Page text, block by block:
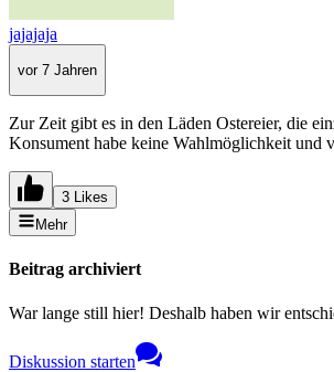
jajajaja
vor 7 Jahren
Zur Zeit gibt es in den Läden Ostereier, die
Konsument habe keine Wahlmöglichkeit und
3 Likes
Mehr
Beitrag archiviert
War lange still hier! Deshalb haben wir
Diskussion starten